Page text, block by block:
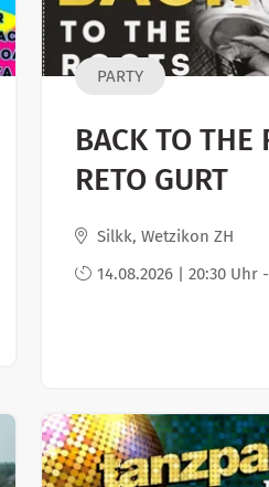
PARTY
BACK TO THE
RETO GURT
Silkk, Wetzikon ZH
14.08.2026 | 20:30 Uhr